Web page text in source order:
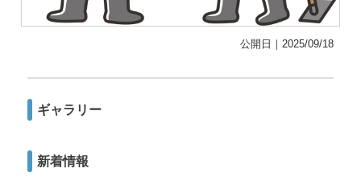
公開日｜2025/09/18
ギャラリー
新着情報